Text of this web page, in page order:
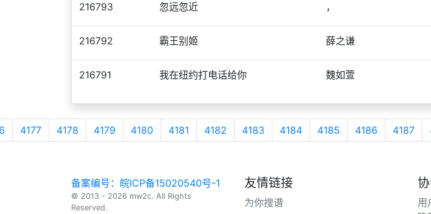
216793 忽远忽近 ，
216792 霸王别姬 薛之谦
216791 我在纽约打电话给你 魏如萱
4177 4178 4179 4180 4181 4182 4183 4184 4185 4186 4187
备案编号：皖ICP备15020540号-1
© 2013 - 2026 mw2c. All Rights
Reserved.
友情链接
为你搜谱
用